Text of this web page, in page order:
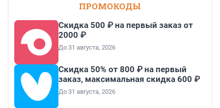
ПРОМОКОДЫ
Скидка 500 ₽ на первый заказ от
2000 ₽
До 31 августа, 2026
Скидка 50% от 800 ₽ на первый
заказ, максимальная скидка 600 ₽
До 31 августа, 2026